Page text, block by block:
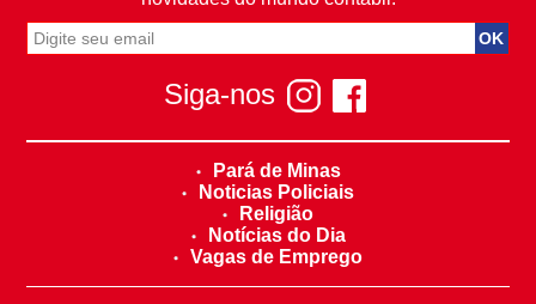
Siga-nos
Pará de Minas
Noticias Policiais
Religião
Notícias do Dia
Vagas de Emprego